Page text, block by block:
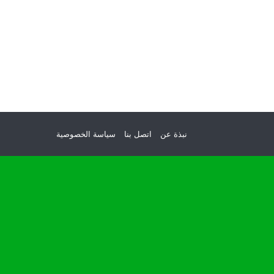
نبذة عن اتصل بنا سياسة الخصوصية